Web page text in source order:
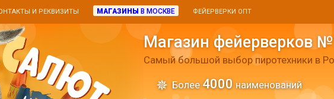
И РЕКВИЗИТЫ МАГАЗИНЫ В МОСКВЕ ФЕЙЕРВЕРКИ ОПТ
Магазин фейерверков
Самый большой выбор пиротехники в
Более 4000 наименований